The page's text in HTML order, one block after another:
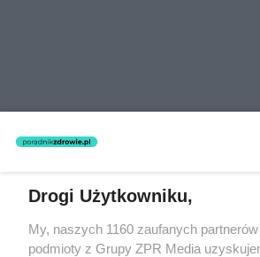
nowotworowych nazywane są
Czytaj też: HPV, EBV, HBV i HCV
Drogi Użytkowniku,
My, naszych 1160 zaufanych
podmioty z Grupy ZPR Media